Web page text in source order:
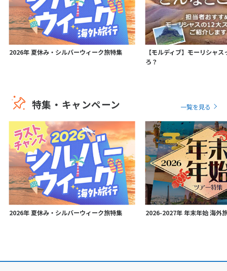
2026年 夏休み・シルバーウィーク旅特集
【モルディブ】モーリシャ
ろ？
特集・キャンペーン 一覧を見る
2026年 夏休み・シルバーウィーク旅特集 2026-2027年 年末年始 海外